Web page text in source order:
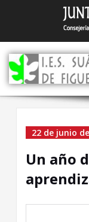
Saltar
contenido
Un
curso
22 de junio
Un año